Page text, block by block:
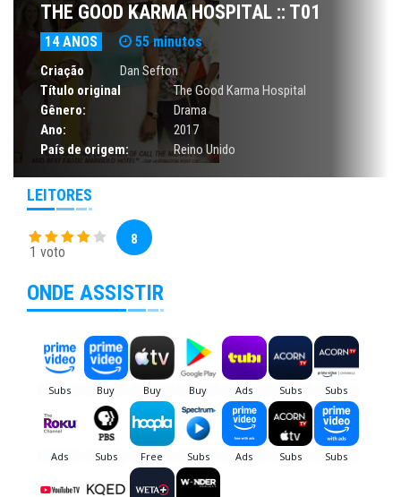
THE GOOD KARMA HOSPITAL :: T01
14 ANOS 55 minutos
Criação
Dan Sefton
Título original
The Good Karma Hospital
Gênero:
Drama
Ano:
2017
País de origem:
Reino Unido
LEITORES
1 voto
8
ONDE ASSISTIR